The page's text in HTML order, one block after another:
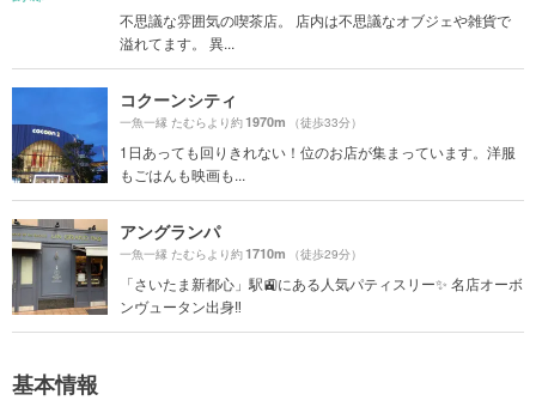
不思議な雰囲気の喫茶店。 店内は不思議なオブジェや雑貨で
溢れてます。 異...
コクーンシティ
一魚一縁 たむらより約1970m （徒歩33分）
1日あっても回りきれない！位のお店が集まっています。洋服
もごはんも映画も...
アングランパ
一魚一縁 たむらより約1710m （徒歩29分）
「さいたま新都心」駅🚉にある人気パティスリー✨ 名店オーボ
ンヴュータン出身‼︎
基本情報